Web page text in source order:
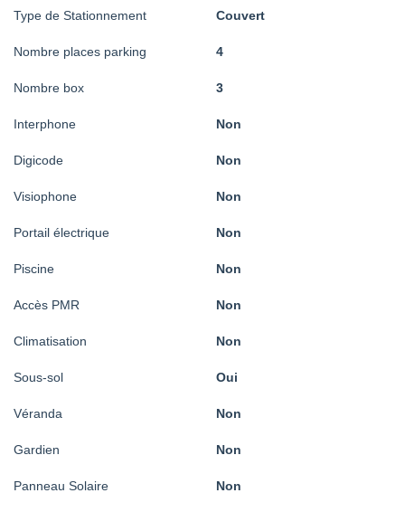
Type de Stationnement Couvert
Nombre places parking 4
Nombre box 3
Interphone Non
Digicode Non
Visiophone Non
Portail électrique Non
Piscine Non
Accès PMR Non
Climatisation Non
Sous-sol Oui
Véranda Non
Gardien Non
Panneau Solaire Non